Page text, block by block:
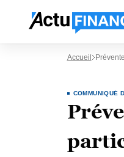
Accueil
COMMUNIQUÉ